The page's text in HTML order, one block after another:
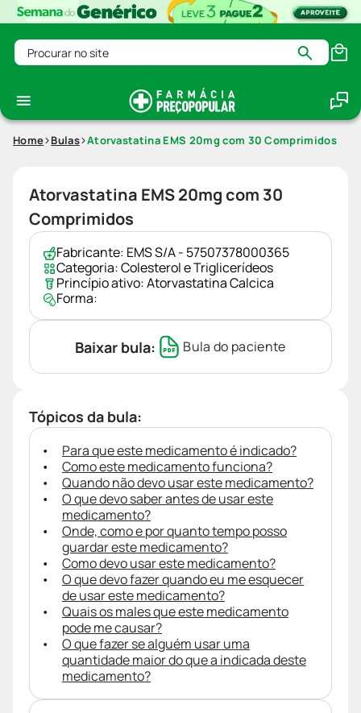
Procurar no site
Home Bulas Atorvastatina EMS 20mg com 30 Comprimidos
Atorvastatina EMS 20mg com 30
Comprimidos
Fabricante: EMS S/A - 57507378000365
Categoria:Colesterol e Triglicerídeos
Princípio ativo:Atorvastatina Calcica
Forma:
Baixar bula: Bula do paciente
Tópicos da bula:
Para que este medicamento é indicado?
Como este medicamento funciona?
Quando não devo usar este medicamento?
O que devo saber antes de usar este
medicamento?
Onde, como e por quanto tempo posso
guardar este medicamento?
Como devo usar este medicamento?
O que devo fazer quando eu me esquecer
de usar este medicamento?
Quais os males que este medicamento
pode me causar?
O que fazer se alguém usar uma
quantidade maior do que a indicada deste
medicamento?